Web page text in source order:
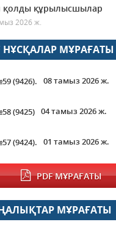
құрылысшылар
2026 ж.
НҰСҚАЛАР МҰРАҒАТЫ
(9426). 08 тамыз 2026 ж.
(9425) 04 тамыз 2026 ж.
(9424). 01 тамыз 2026 ж.
PDF МҰРАҒАТЫ
МҰРАҒАТЫ